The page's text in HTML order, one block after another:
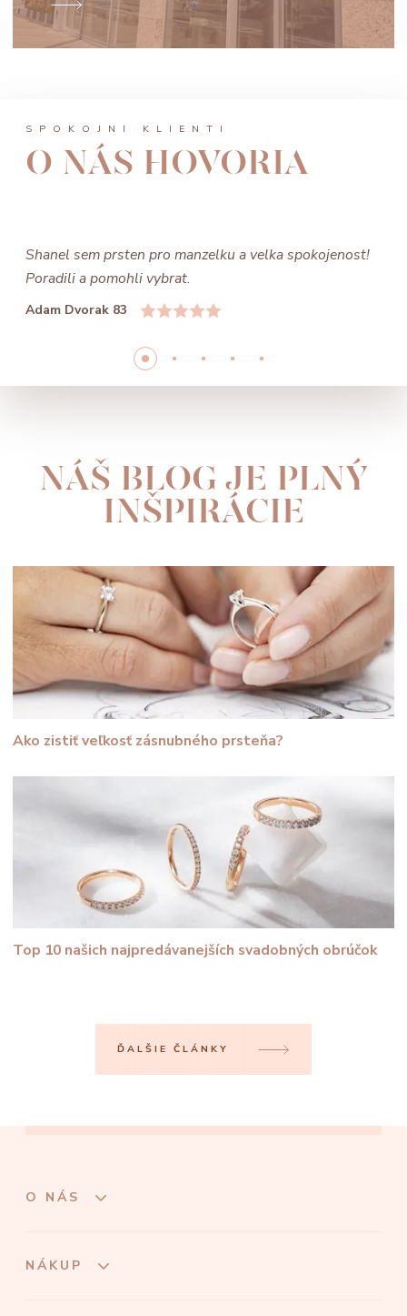
SPOKOJNÍ KLIENTI
O NÁS HOVORIA
Shanel sem prsten pro manzelku a velka spokojenost!
Poradili a pomohli vybrat.
Adam Dvorak 83
NÁŠ BLOG JE PLNÝ
INŠPIRÁCIE
Ako zistiť veľkosť zásnubného prsteňa?
Top 10 našich najpredávanejších svadobných obrúčok
ĎALŠIE ČLÁNKY
O NÁS
NÁKUP